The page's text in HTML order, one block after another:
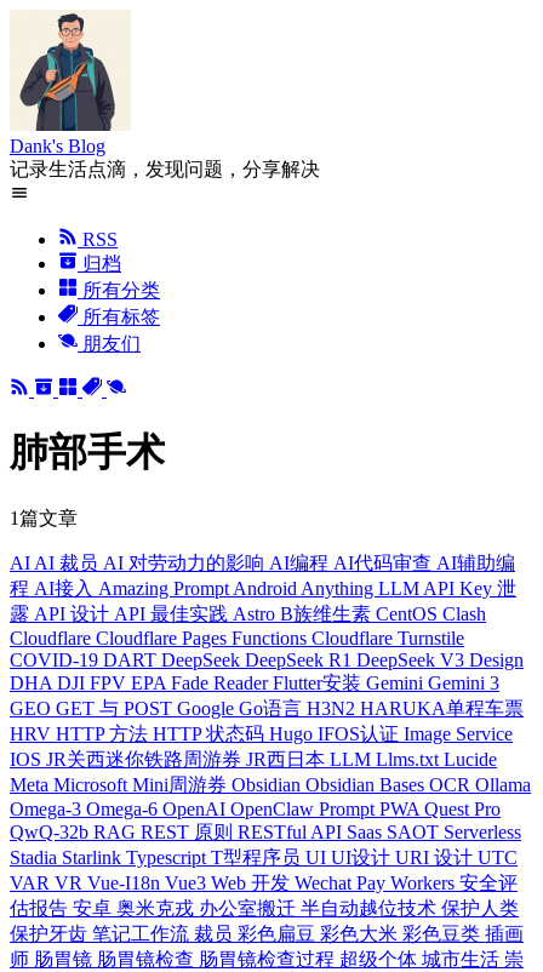
Dank's Blog
记录生活点滴，发现问题，分享解决
RSS
归档
所有分类
所有标签
朋友们
肺部手术
1篇文章
AI AI 裁员 AI 对劳动力的影响 AI编程 AI代码审查 AI辅助编
程 AI接入 Amazing Prompt Android Anything LLM API Key 泄
露 API 设计 API 最佳实践 Astro B族维生素 CentOS Clash
Cloudflare Cloudflare Pages Functions Cloudflare Turnstile
COVID-19 DART DeepSeek DeepSeek R1 DeepSeek V3 Design
DHA DJI FPV EPA Fade ReaderFlutter安装 Gemini Gemini 3
GEO GET 与 POST Google Go语言 H3N2 HARUKA单程车票
HRV HTTP 方法 HTTP 状态码 Hugo IFOS认证 Image Service
IOS JR关西迷你铁路周游券 JR西日本 LLM Llms.txt Lucide
Meta Microsoft Mini周游券 Obsidian Obsidian Bases OCR Ollama
Omega-3 Omega-6 OpenAI OpenClaw Prompt PWA Quest Pro
QwQ-32b RAG REST 原则 RESTful API Saas SAOT Serverless
Stadia Starlink Typescript T型程序员 UI UI设计 URI 设计 UTC
VAR VR Vue-I18n Vue3 Web 开发 Wechat Pay Workers 安全评
估报告 安卓 奥米克戎 办公室搬迁 半自动越位技术 保护人类
保护牙齿 笔记工作流 裁员 彩色扁豆 彩色大米 彩色豆类 插画
师 肠胃镜 肠胃镜检查 肠胃镜检查过程 超级个体 城市生活 崇